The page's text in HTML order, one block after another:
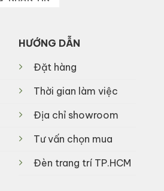
HƯỚNG DẪN
Đặt hàng
Thời gian làm việc
Địa chỉ showroom
Tư vấn chọn mua
Đèn trang trí TP.HCM